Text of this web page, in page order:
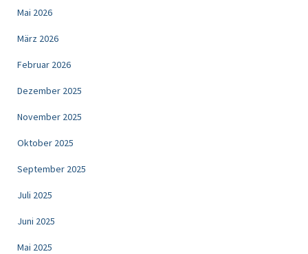
Mai 2026
März 2026
Februar 2026
Dezember 2025
November 2025
Oktober 2025
September 2025
Juli 2025
Juni 2025
Mai 2025